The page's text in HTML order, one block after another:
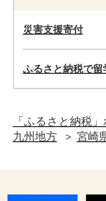
災害支援寄付
ふるさと納税で留
「ふるさと納税
九州地方
宮崎